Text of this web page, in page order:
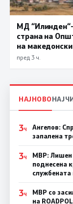
МД
страна на
на македонски
пред 3 ч.
НАЈНОВО
3Ч
Ангелов:
запалена
3Ч
МВР: Лишен
поднесена
3Ч
МВР со
на